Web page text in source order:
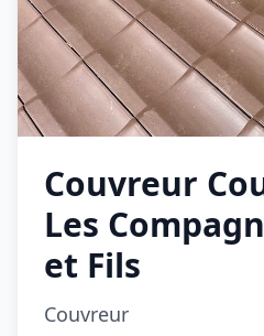
Couvreur
Les
et Fils
Couvreur